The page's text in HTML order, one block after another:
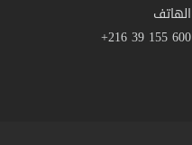
الهاتف
600 155 39 216+